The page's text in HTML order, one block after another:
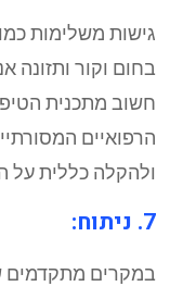
גישות משלימות כמו
בחום וקור ותזונה
חשוב מתכנית
הרפואיים
ולהקלה כללית על
7. ניתוח:
במקרים מתקדמים